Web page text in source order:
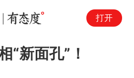
打开
“新面孔”！